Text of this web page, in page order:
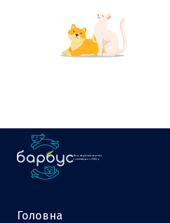
Ваш надійний партнер
у зоотоварах з 2000 р.
Головна